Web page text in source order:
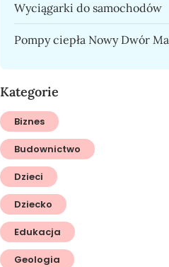
Wyciągarki do samochodów
Pompy ciepła Nowy Dwór
Kategorie
Biznes
Budownictwo
Dzieci
Dziecko
Edukacja
Geologia